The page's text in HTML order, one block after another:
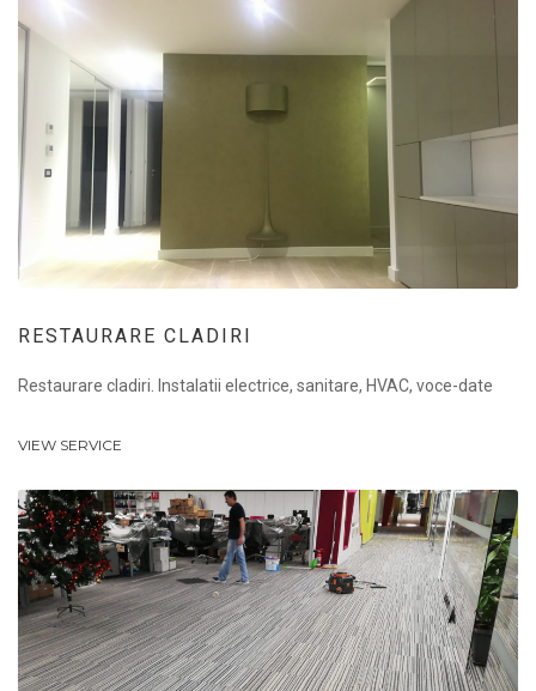
RESTAURARE CLADIRI
Restaurare cladiri. Instalatii electrice, sanitare, HVAC, voce-date
VIEW SERVICE